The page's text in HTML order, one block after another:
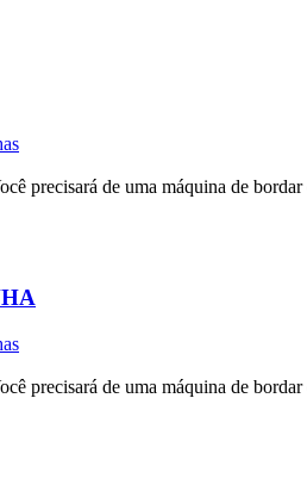
precisará de uma máquina de
precisará de uma máquina de